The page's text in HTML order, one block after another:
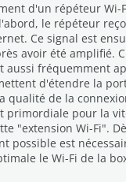
d'un répéteur Wi-
le répéteur
Ce signal est
avoir été amplifié.
aussi fréquemment
d'étendre la
qualité de la
primordiale pour la
"extension Wi-Fi".
possible est
le Wi-Fi de la